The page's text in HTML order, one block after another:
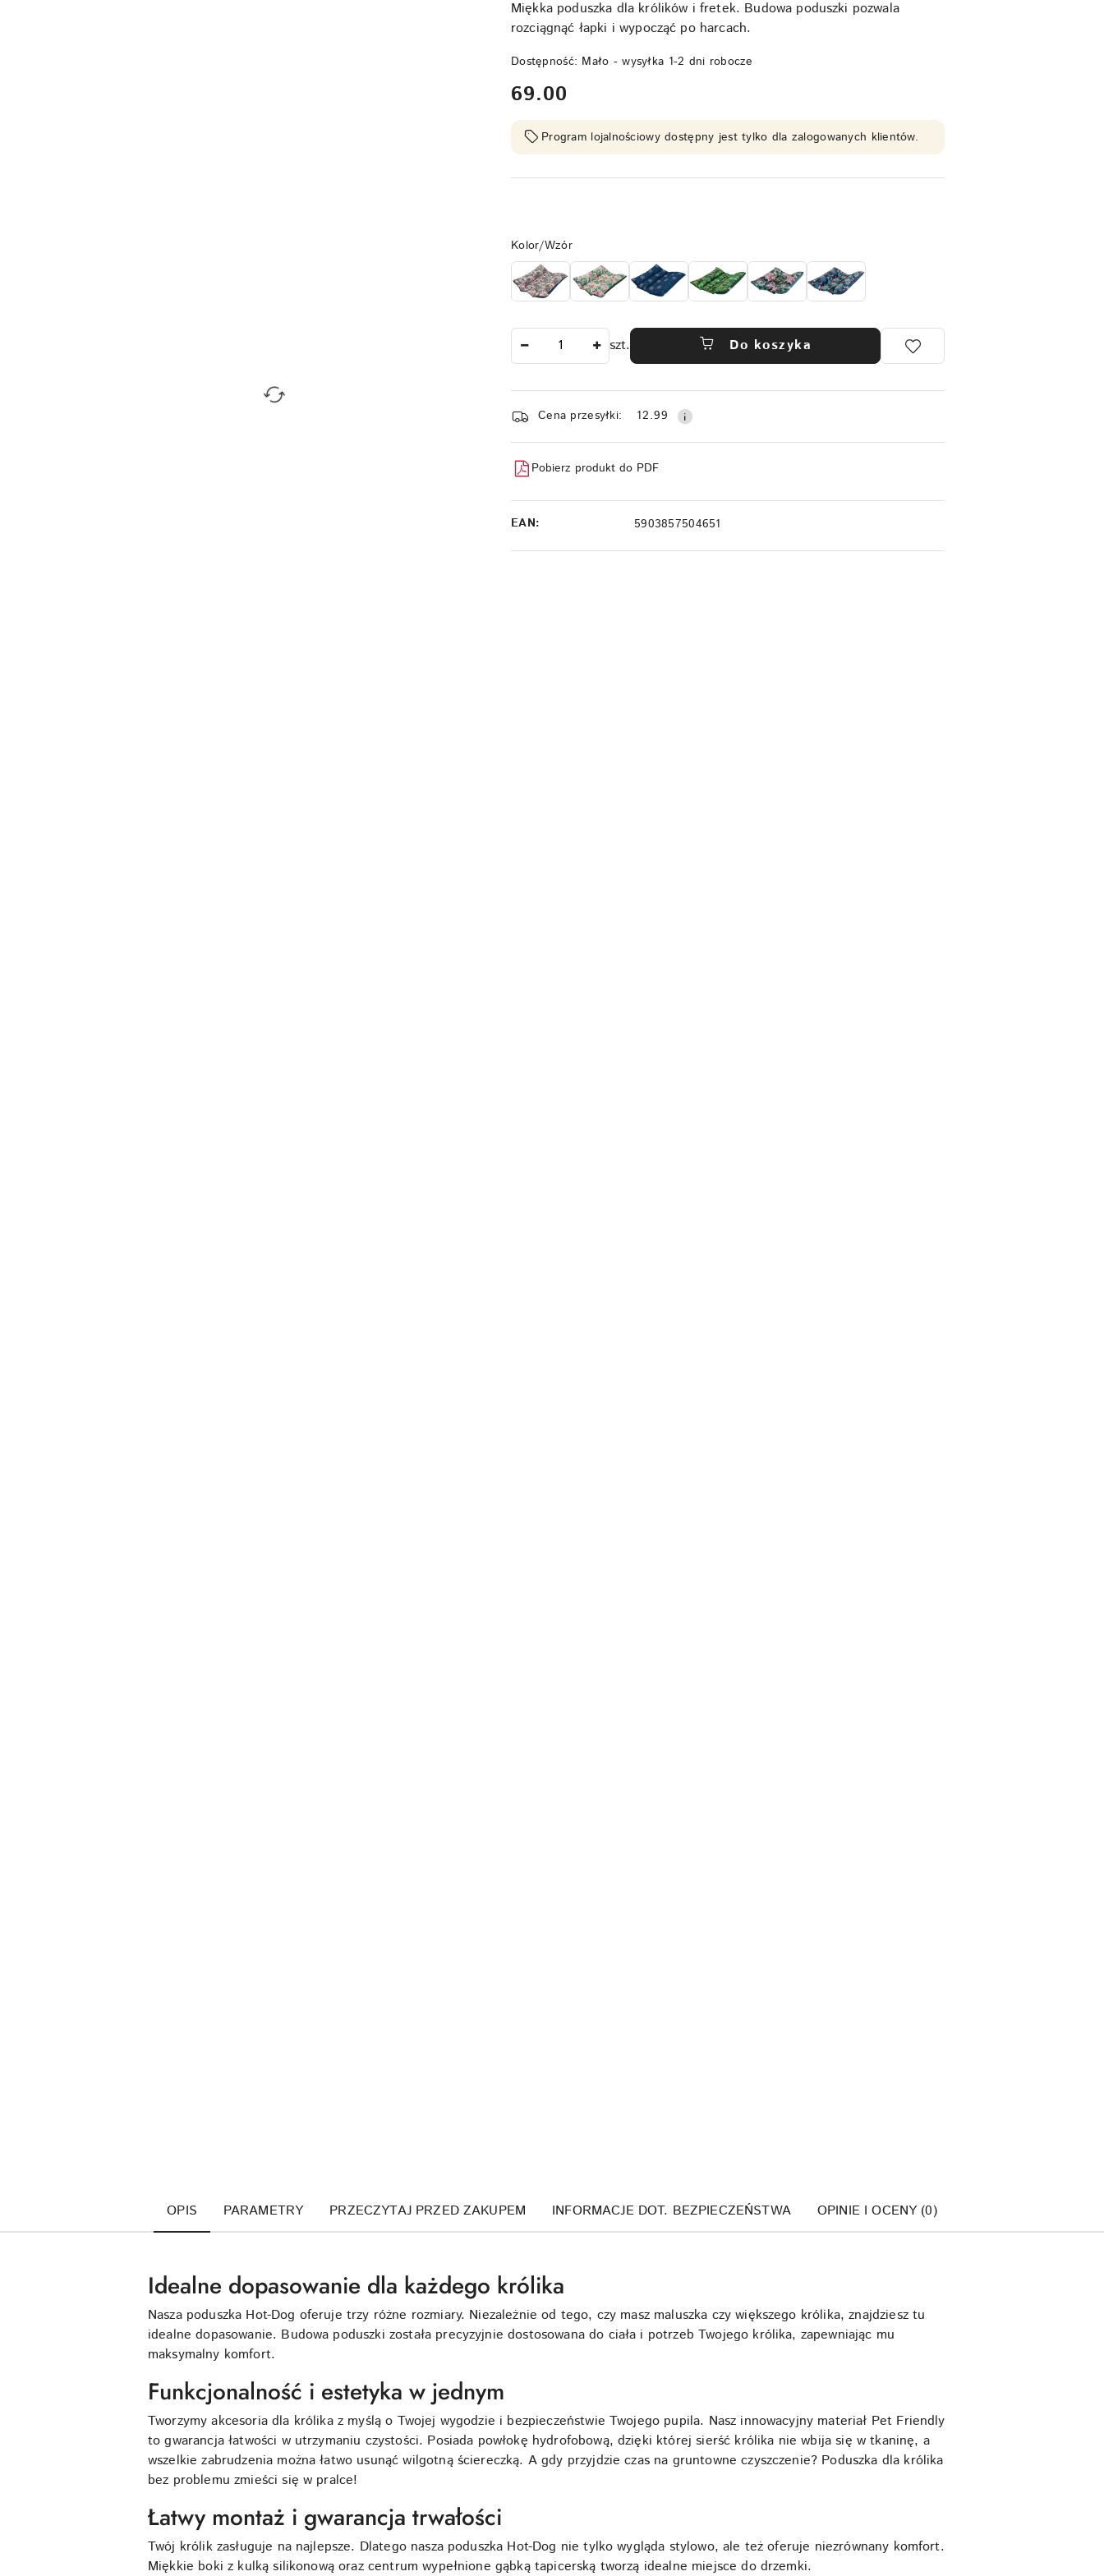
Miękka poduszka dla królików i fretek. Budowa poduszki pozwala
rozciągnąć łapki i wypocząć po harcach.
Dostępność: Mało - wysyłka 1-2 dni robocze
cena:
69.00
Program lojalnościowy dostępny jest tylko dla zalogowanych klientów.
Wariant
Kolor/Wzór
szt. Do koszyka
Dostępność
i
dostawa
Cena przesyłki: 12.99
Pobierz produkt do PDF
EAN: 5903857504651
OPIS PARAMETRY PRZECZYTAJ PRZED ZAKUPEM INFORMACJE DOT. BEZPIECZEŃSTWA OPINIE I OCENY (0)
Idealne dopasowanie dla każdego królika
Nasza poduszka Hot-Dog oferuje trzy różne rozmiary. Niezależnie od tego, czy masz maluszka czy większego królika, znajdziesz tu
idealne dopasowanie. Budowa poduszki została precyzyjnie dostosowana do ciała i potrzeb Twojego królika, zapewniając mu
maksymalny komfort.
Funkcjonalność i estetyka w jednym
Tworzymy akcesoria dla królika z myślą o Twojej wygodzie i bezpieczeństwie Twojego pupila. Nasz innowacyjny materiał Pet Friendly
to gwarancja łatwości w utrzymaniu czystości. Posiada powłokę hydrofobową, dzięki której sierść królika nie wbija się w tkaninę, a
wszelkie zabrudzenia można łatwo usunąć wilgotną ściereczką. A gdy przyjdzie czas na gruntowne czyszczenie? Poduszka dla królika
bez problemu zmieści się w pralce!
Łatwy montaż i gwarancja trwałości
Twój królik zasługuje na najlepsze. Dlatego nasza poduszka Hot-Dog nie tylko wygląda stylowo, ale też oferuje niezrównany komfort.
Miękkie boki z kulką silikonową oraz centrum wypełnione gąbką tapicerską tworzą idealne miejsce do drzemki.